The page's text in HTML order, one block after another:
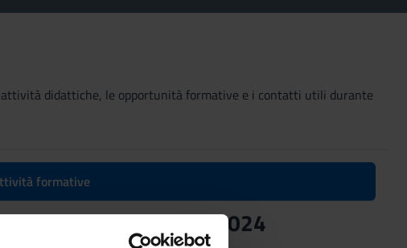
attività didattiche, le opportunità formative e i contatti utili durante
formative
negotiations - 2023/2024